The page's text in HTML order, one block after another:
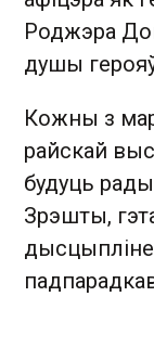
Роджэра
душы
Кожны з
райскай
будуць
Зрэшты,